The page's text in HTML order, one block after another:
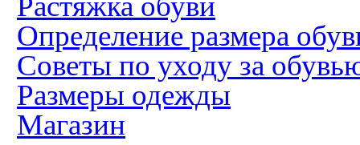
Определение размера
Советы по уходу за
Размеры одежды
Магазин